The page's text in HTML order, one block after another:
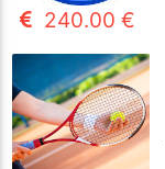
240.00 €